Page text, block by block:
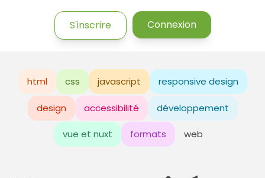
S'inscrire Connexion
html css javascript responsive design
design accessibilité développement
vue et nuxt formats web